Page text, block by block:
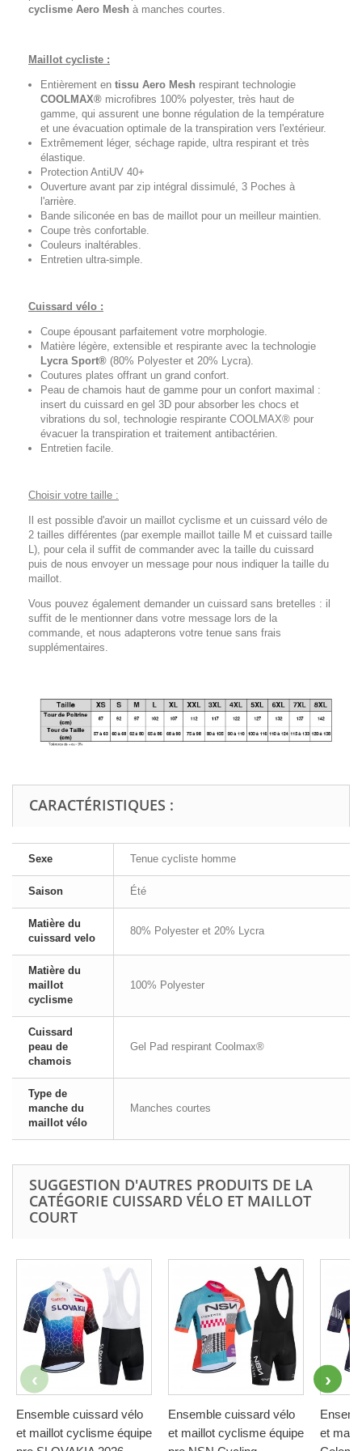
cyclisme Aero Mesh à manches courtes.
Maillot cycliste :
Entièrement en tissu Aero Mesh respirant technologie
COOLMAX® microfibres 100% polyester, très haut de
gamme, qui assurent une bonne régulation de la température
et une évacuation optimale de la transpiration vers l'extérieur.
Extrêmement léger, séchage rapide, ultra respirant et très
élastique.
Protection AntiUV 40+
Ouverture avant par zip intégral dissimulé, 3 Poches à
l'arrière.
Bande siliconée en bas de maillot pour un meilleur maintien.
Coupe très confortable.
Couleurs inaltérables.
Entretien ultra-simple.
Cuissard vélo :
Coupe épousant parfaitement votre morphologie.
Matière légère, extensible et respirante avec la technologie
Lycra Sport® (80% Polyester et 20% Lycra).
Coutures plates offrant un grand confort.
Peau de chamois haut de gamme pour un confort maximal :
insert du cuissard en gel 3D pour absorber les chocs et
vibrations du sol, technologie respirante COOLMAX® pour
évacuer la transpiration et traitement antibactérien.
Entretien facile.
Choisir votre taille :
Il est possible d'avoir un maillot cyclisme et un cuissard vélo de
2 tailles différentes (par exemple maillot taille M et cuissard taille
L), pour cela il suffit de commander avec la taille du cuissard
puis de nous envoyer un message pour nous indiquer la taille du
maillot.
Vous pouvez également demander un cuissard sans bretelles : il
suffit de le mentionner dans votre message lors de la
commande, et nous adapterons votre tenue sans frais
supplémentaires.
CARACTÉRISTIQUES :
Sexe Tenue cycliste homme
Saison Été
Matière du
cuissard velo
80% Polyester et 20% Lycra
Matière du
maillot
cyclisme
100% Polyester
Cuissard
peau de
chamois
Gel Pad respirant Coolmax®
Type de
manche du
maillot vélo
Manches courtes
SUGGESTION D'AUTRES PRODUITS DE LA
CATÉGORIE CUISSARD VÉLO ET MAILLOT
COURT
Ensemble cuissard vélo
et maillot cyclisme équipe
Ensemble cuissard vélo
et maillot cyclisme équipe
et